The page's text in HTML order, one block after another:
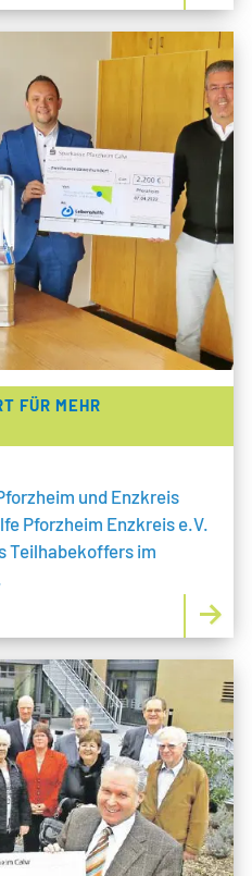
FÜR MEHR
und Enzkreis
Pforzheim Enzkreis e.V.
Teilhabekoffers im